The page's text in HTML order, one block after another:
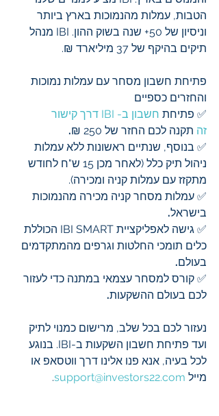
הטבות, עמלות מהנמוכות בארץ ביותר
וניסיון של 50+ שנה בשוק ההון. IBI מנהל
תיקים בהיקף של 37 מיליארד ₪.
פתיחת חשבון מסחר עם עמלות נמוכות
והחזרים כספיים
✅ פתיחת
חשבון ב- IBI דרך קישור
זה תקנה לכם החזר של 250 ₪
.
✅ בנוסף, שנתיים ראשונות ללא עמלות
ניהול תיק
כלל (לאחר מכן 15 ש"ח לחודש
מתקזז עם עמלות קניה ומכירה).
✅ עמלות מסחר קניה מכירה מהנמוכות
בישראל.
✅ גישה לאפליקציית IBI SMART הכוללת
כלים תומכי החלטות וגרפים מהמתקדמים
בעולם.
✅ קורס למסחר עצמאי במתנה כדי לעזור
לכם בעולם ההשקעות.
נעזור לכם בכל שלב, מרישום כמנוי לתיק
ועד פתיחת חשבון השקעות ב-IBI. בנוגע
לכל בעיה, אנא פנו אלינו דרך ווטסאפ או
מייל support@investors22.com
.